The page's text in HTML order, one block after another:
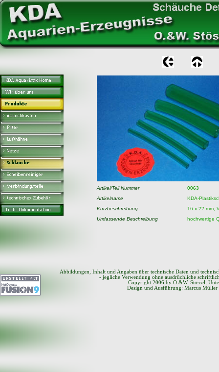
Artikel/Teil Nummer
0063
Artikelname
KDA-
Kurzbeschreibung
16 x 22 mm,
Umfassende Beschreibung
hochwertige
Abbildungen, Inhalt und Angaben über technische Daten und
- jegliche Verwendung ohne ausdrüchliche
Copyright 2006 by O.&W. Stössel,
Design und Ausführung: Marcus